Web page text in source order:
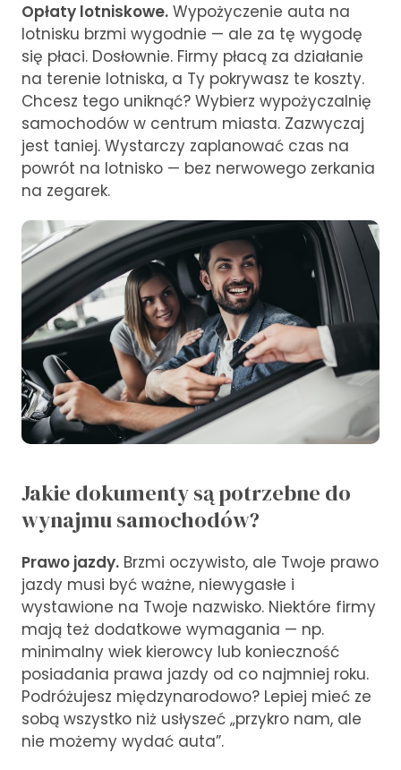
Opłaty lotniskowe. Wypożyczenie auta na
lotnisku brzmi wygodnie — ale za tę wygodę
się płaci. Dosłownie. Firmy płacą za działanie
na terenie lotniska, a Ty pokrywasz te koszty.
Chcesz tego uniknąć? Wybierz wypożyczalnię
samochodów w centrum miasta. Zazwyczaj
jest taniej. Wystarczy zaplanować czas na
powrót na lotnisko — bez nerwowego zerkania
na zegarek.
Jakie dokumenty są potrzebne do
wynajmu samochodów?
Prawo jazdy. Brzmi oczywisto, ale Twoje prawo
jazdy musi być ważne, niewygasłe i
wystawione na Twoje nazwisko. Niektóre firmy
mają też dodatkowe wymagania — np.
minimalny wiek kierowcy lub konieczność
posiadania prawa jazdy od co najmniej roku.
Podróżujesz międzynarodowo? Lepiej mieć ze
sobą wszystko niż usłyszeć „przykro nam, ale
nie możemy wydać auta”.